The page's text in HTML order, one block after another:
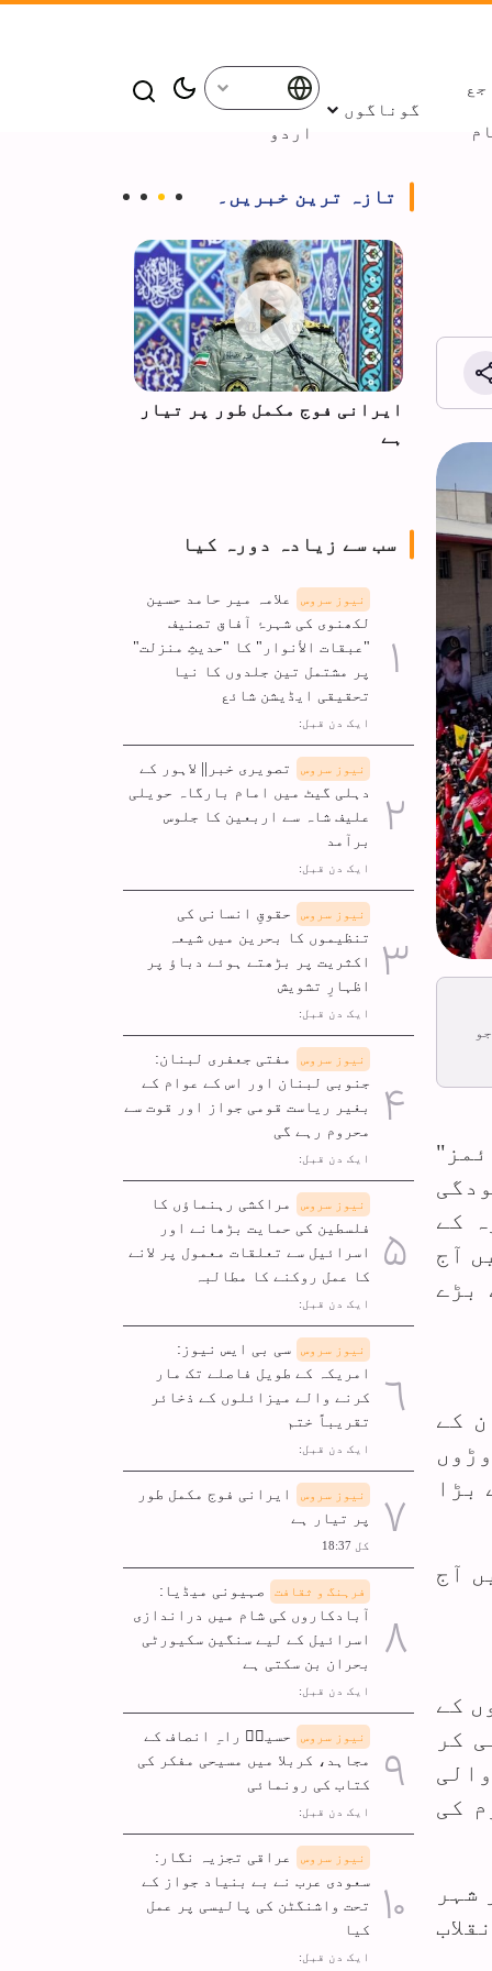
گوناگوں
اردو
کے
آج
بڑے
کے
بڑا
آج
کے
کر
کی
اور شہر
تازہ ترین خبریں۔
ایرانی فوج مکمل طور پر تیار
ہے
سب سے زیادہ دورہ کیا
نیوز سروس
علامہ میر حامد حسین
لکھنوی کی شہرۂ آفاق تصنیف
"عبقات الأنوار" کا "حدیثِ منزلت"
پر مشتمل تین جلدوں کا نیا
تحقیقی ایڈیشن شائع
ایک دن قبل:
نیوز سروس
تصویری خبر|| لاہور کے
دہلی گیٹ میں امام بارگاہ حویلی
علیف شاہ سے اربعین کا جلوس
برآمد
ایک دن قبل:
نیوز سروس
حقوقِ انسانی کی
تنظیموں کا بحرین میں شیعہ
اکثریت پر بڑھتے ہوئے دباؤ پر
اظہارِ تشویش
ایک دن قبل:
نیوز سروس
مفتی جعفری لبنان:
جنوبی لبنان اور اس کے عوام کے
بغیر ریاست قومی جواز اور قوت سے
محروم رہے گی
ایک دن قبل:
نیوز سروس
مراکشی رہنماؤں کا
فلسطین کی حمایت بڑھانے اور
اسرائیل سے تعلقات معمول پر لانے
کا عمل روکنے کا مطالبہ
ایک دن قبل:
نیوز سروس
سی بی ایس نیوز:
امریکہ کے طویل فاصلے تک مار
کرنے والے میزائلوں کے ذخائر
تقریباً ختم
ایک دن قبل:
نیوز سروس
ایرانی فوج مکمل طور
پر تیار ہے
کل 18:37
فرہنگ و ثقافت
صہیونی میڈیا:
آبادکاروں کی شام میں دراندازی
اسرائیل کے لیے سنگین سکیورٹی
بحران بن سکتی ہے
ایک دن قبل:
نیوز سروس
حسینؑ راہِ انصاف کے
مجاہد، کربلا میں مسیحی مفکر کی
کتاب کی رونمائی
ایک دن قبل:
نیوز سروس
عراقی تجزیہ نگار:
سعودی عرب نے بے بنیاد جواز کے
تحت واشنگٹن کی پالیسی پر عمل
کیا
ایک دن قبل: